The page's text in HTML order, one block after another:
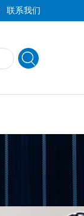
| 联系我们